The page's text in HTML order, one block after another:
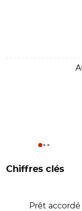
Chiffres clés
Prêt